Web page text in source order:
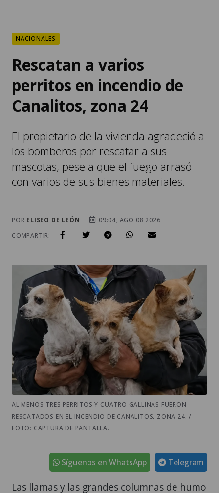
NACIONALES
Rescatan a varios
perritos en incendio de
Canalitos, zona 24
El propietario de la vivienda agradeció a
los bomberos por rescatar a sus
mascotas, pese a que el fuego arrasó
con varios de sus bienes materiales.
POR ELISEO DE LEÓN
09:04, AGO 08 2026
COMPARTIR:
AL MENOS TRES PERRITOS Y CUATRO GALLINAS FUERON
RESCATADOS EN EL INCENDIO DE CANALITOS, ZONA 24. /
FOTO: CAPTURA DE PANTALLA.
Telegram
Síguenos en WhatsApp
Las llamas y las grandes columnas de humo